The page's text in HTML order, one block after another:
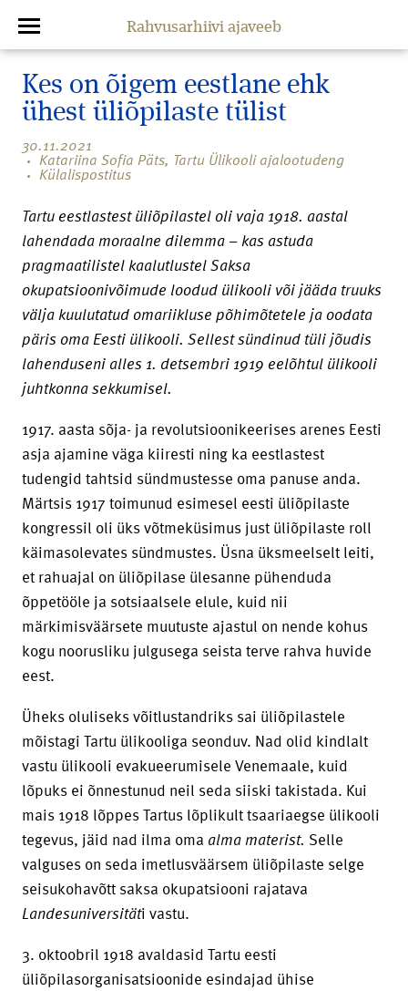
Rahvusarhiivi ajaveeb
Kes on õigem eestlane ehk
ühest üliõpilaste tülist
30.11.2021
Katariina Sofia Päts, Tartu Ülikooli ajalootudeng
Külalispostitus
Tartu eestlastest üliõpilastel oli vaja 1918. aastal
lahendada moraalne dilemma – kas astuda
pragmaatilistel kaalutlustel Saksa
okupatsioonivõimude loodud ülikooli või jääda truuks
välja kuulutatud omariikluse põhimõtetele ja oodata
päris oma Eesti ülikooli. Sellest sündinud tüli jõudis
lahenduseni alles 1. detsembri 1919 eelõhtul ülikooli
juhtkonna sekkumisel.
1917. aasta sõja- ja revolutsioonikeerises arenes Eesti
asja ajamine väga kiiresti ning ka eestlastest
tudengid tahtsid sündmustesse oma panuse anda.
Märtsis 1917 toimunud esimesel eesti üliõpilaste
kongressil oli üks võtmeküsimus just üliõpilaste roll
käimasolevates sündmustes. Üsna üksmeelselt leiti,
et rahuajal on üliõpilase ülesanne pühenduda
õppetööle ja sotsiaalsele elule, kuid nii
märkimisväärsete muutuste ajastul on nende kohus
kogu noorusliku julgusega seista terve rahva huvide
eest.
Üheks oluliseks võitlustandriks sai üliõpilastele
mõistagi Tartu ülikooliga seonduv. Nad olid kindlalt
vastu ülikooli evakueerumisele Venemaale, kuid
lõpuks ei õnnestunud neil seda siiski takistada. Kui
mais 1918 lõppes Tartus lõplikult tsaariaegse ülikooli
tegevus, jäid nad ilma oma alma materist. Selle
valguses on seda imetlusväärsem üliõpilaste selge
seisukohavõtt saksa okupatsiooni rajatava
Landesuniversitäti vastu.
3. oktoobril 1918 avaldasid Tartu eesti
üliõpilasorganisatsioonide esindajad ühise